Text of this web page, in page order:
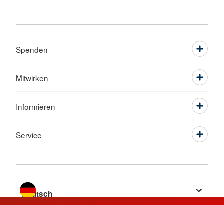
Spenden
Mitwirken
Informieren
Service
Sprache wechseln zu